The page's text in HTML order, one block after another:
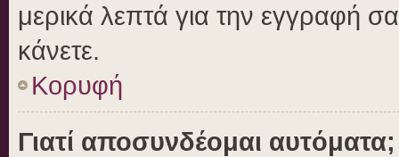
μερικά λεπτά για την εγγραφή
κάνετε.
Κορυφή
Γιατί αποσυνδέομαι αυτόματα;